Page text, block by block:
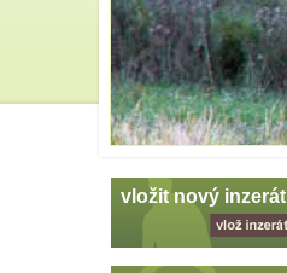
vložit nový inzerát
vlož
Skoč